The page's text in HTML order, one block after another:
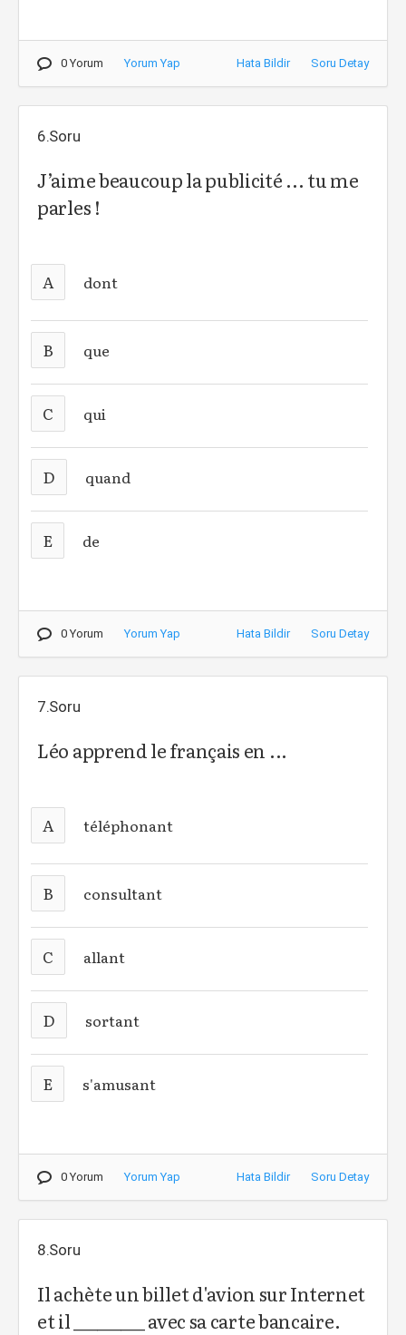
0 Yorum Yorum Yap Hata Bildir Soru Detay
6.Soru
J’aime beaucoup la publicité ... tu me
parles !
A dont
B que
C qui
D quand
E de
0 Yorum Yorum Yap Hata Bildir Soru Detay
7.Soru
Léo apprend le français en ...
A téléphonant
B consultant
C allant
D sortant
E s'amusant
0 Yorum Yorum Yap Hata Bildir Soru Detay
8.Soru
Il achète un billet d'avion sur Internet
et il _________ avec sa carte bancaire.